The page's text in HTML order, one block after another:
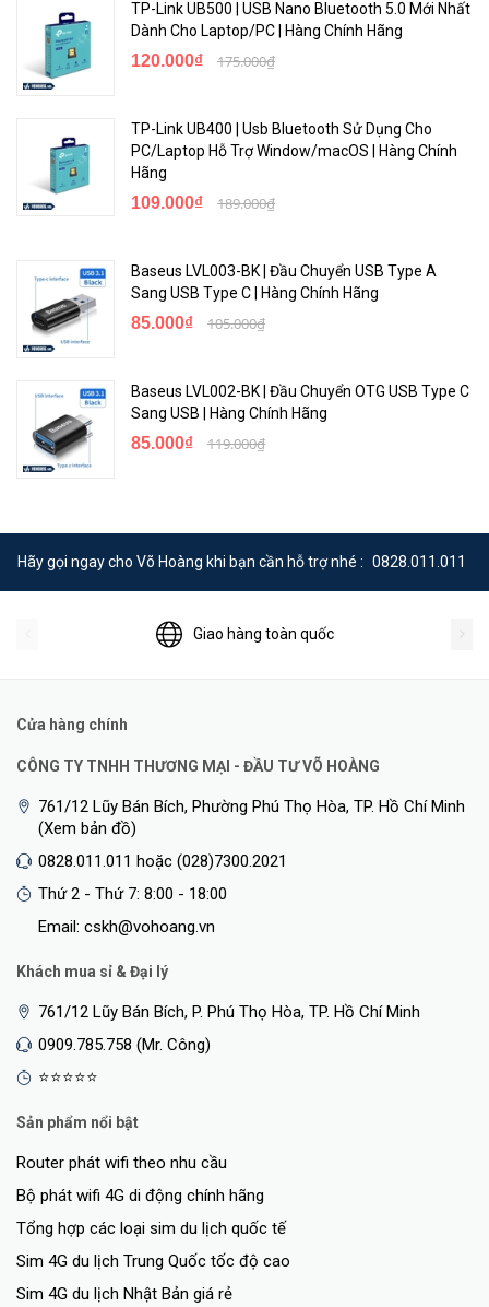
TP-Link UB500 | USB Nano Bluetooth 5.0 Mới Nhất
Dành Cho Laptop/PC | Hàng Chính Hãng
120.000₫ 175.000₫
TP-Link UB400 | Usb Bluetooth Sử Dụng Cho
PC/Laptop Hỗ Trợ Window/macOS | Hàng Chính
Hãng
109.000₫ 189.000₫
Baseus LVL003-BK | Đầu Chuyển USB Type A
Sang USB Type C | Hàng Chính Hãng
85.000₫ 105.000₫
Baseus LVL002-BK | Đầu Chuyển OTG USB Type C
Sang USB | Hàng Chính Hãng
85.000₫ 119.000₫
Hãy gọi ngay cho Võ Hoàng khi bạn cần hỗ trợ nhé : 0828.011.011
Giao hàng toàn quốc
Cửa hàng chính
CÔNG TY TNHH THƯƠNG MẠI - ĐẦU TƯ VÕ HOÀNG
761/12 Lũy Bán Bích, Phường Phú Thọ Hòa, TP. Hồ Chí Minh
(Xem bản đồ)
0828.011.011 hoặc (028)7300.2021
Thứ 2 - Thứ 7: 8:00 - 18:00
Email: cskh@vohoang.vn
Khách mua sỉ & Đại lý
761/12 Lũy Bán Bích, P. Phú Thọ Hòa, TP. Hồ Chí Minh
0909.785.758 (Mr. Công)
⭐⭐⭐⭐⭐
Sản phẩm nổi bật
Router phát wifi theo nhu cầu
Bộ phát wifi 4G di động chính hãng
Tổng hợp các loại sim du lịch quốc tế
Sim 4G du lịch Trung Quốc tốc độ cao
Sim 4G du lịch Nhật Bản giá rẻ